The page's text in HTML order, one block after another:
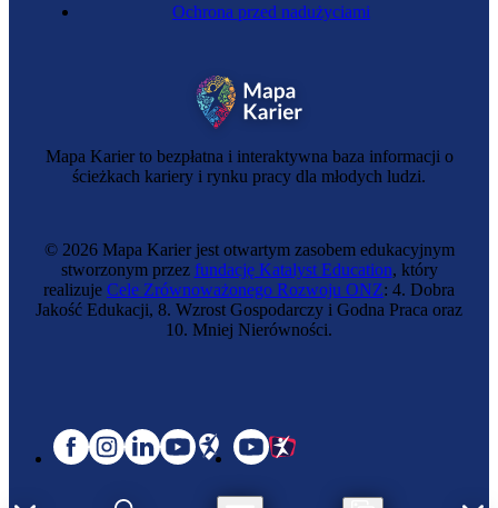
Zawód regulowany
Kapitan statku
Mapa Karier to bezpłatna i interaktywna baza informacji o
ścieżkach kariery i rynku pracy dla młodych ludzi.
Ochrona przed nadużyciami
© 2026 Mapa Karier jest otwartym zasobem edukacyjnym
stworzonym przez fundację Katalyst Education, który
realizuje Cele Zrównoważonego Rozwoju ONZ: 4. Dobra
Jakość Edukacji, 8. Wzrost Gospodarczy i Godna Praca oraz
10. Mniej Nierówności.